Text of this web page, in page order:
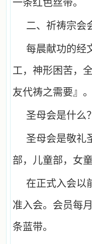
一条红色丝带。
二、祈祷宗会
每晨献功的经
工，神形困苦，
友代祷之需要』
圣母会是什么
圣母会是敬礼
部，儿童部，女
在正式入会以
准入会。会员每
条蓝带。